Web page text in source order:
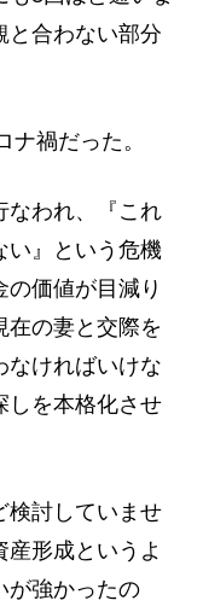
と合わない部分
禍だった。
なわれ、『これ
い』という危機
価値が目減り
在の妻と交際を
なければいけな
しを本格化させ
討していませ
形成というよ
が強かったの